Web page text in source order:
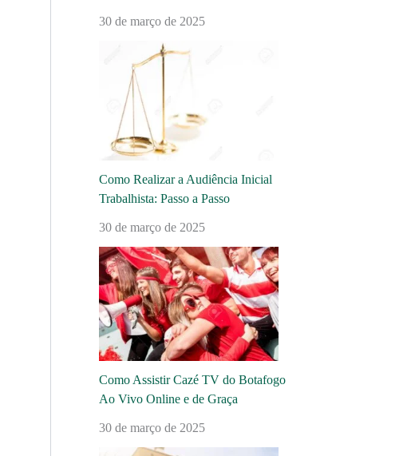
30 de março de 2025
Como Realizar a Audiência Inicial
Trabalhista: Passo a Passo
30 de março de 2025
Como Assistir Cazé TV do Botafogo
Ao Vivo Online e de Graça
30 de março de 2025